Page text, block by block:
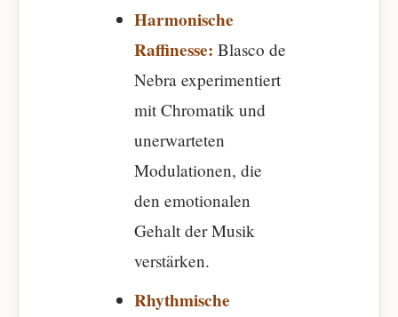
Harmonische
Raffinesse: Blasco de
Nebra experimentiert
mit Chromatik und
unerwarteten
Modulationen, die
den emotionalen
Gehalt der Musik
verstärken.
Rhythmische